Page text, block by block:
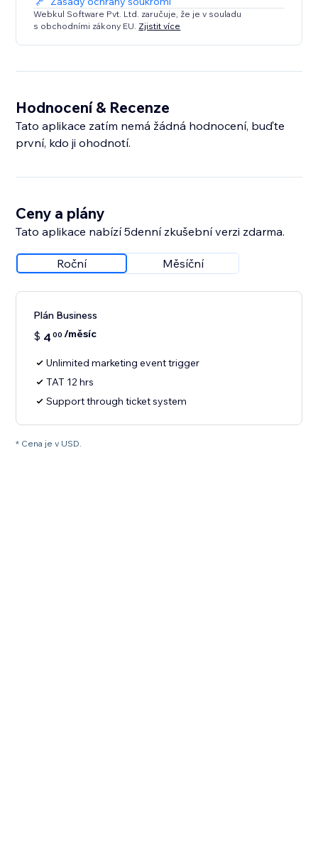
Webkul Software Pvt. Ltd. zaručuje, že je v souladu
s obchodními zákony EU. Zjistit více
Hodnocení & Recenze
Tato aplikace zatím nemá žádná hodnocení, buďte
první, kdo ji ohodnotí.
Ceny a plány
Tato aplikace nabízí 5denní zkušební verzi zdarma.
Roční Měsíční
Plán Business
$ 4 00 /měsíc
Unlimited marketing event trigger
TAT 12 hrs
Support through ticket system
* Cena je v USD.